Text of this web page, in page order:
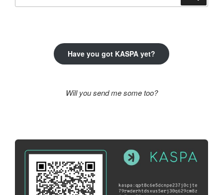
Have you got KASPA yet?
Will you send me some too?